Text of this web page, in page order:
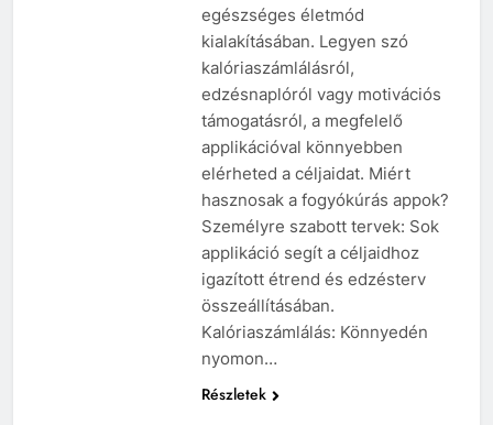
egészséges életmód
kialakításában. Legyen szó
kalóriaszámlálásról,
edzésnaplóról vagy motivációs
támogatásról, a megfelelő
applikációval könnyebben
elérheted a céljaidat. Miért
hasznosak a fogyókúrás appok?
Személyre szabott tervek: Sok
applikáció segít a céljaidhoz
igazított étrend és edzésterv
összeállításában.
Kalóriaszámlálás: Könnyedén
nyomon…
Részletek